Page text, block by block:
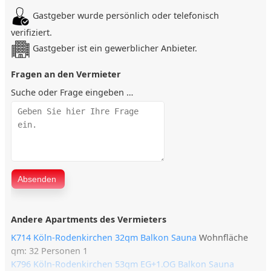
Badezimmer:
Hochwertiges Tageslicht-Granitbad mit Dusche
Weitere Ausstattung:
Internet (WLAN)
Ruhige und gut angebundene Lage in Köln-Rodenkirchen
Uferpromenade entlang des Rheins in Sichtweite – ideal für
Spaziergänge und Restaurantbesuche
Gasthaus Zum Treppchen in der Nähe – gemütlicher
Sonstiges
Langzeitaufenthalte besonders geeignet – ideale
Kombination aus Wohnkomfort und Service
Gastgeber wurde persönlich oder telefonisch
verifiziert.
Gastgeber ist ein gewerblicher Anbieter.
Fragen an den Vermieter
Suche oder Frage eingeben …
Andere Apartments des Vermieters
K714 Köln-Rodenkirchen 32qm Balkon Sauna Wohnfläche
qm: 32 Personen 1
K796 Köln-Rodenkirchen 53qm EG+1.OG Balkon Sauna